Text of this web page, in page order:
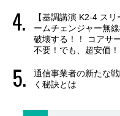
【基調講演 K2-4 ス
ームチェンジャー無
破壊する！！ コアサ
不要！でも、超安価
通信事業者の新たな
く秘訣とは